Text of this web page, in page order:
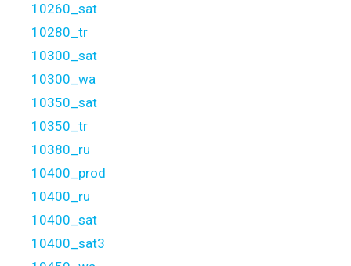
10260_sat
10280_tr
10300_sat
10300_wa
10350_sat
10350_tr
10380_ru
10400_prod
10400_ru
10400_sat
10400_sat3